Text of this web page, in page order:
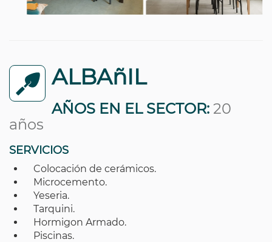
ALBAñIL
AÑOS EN EL SECTOR: 20
años
SERVICIOS
Colocación de cerámicos.
Microcemento.
Yeseria.
Tarquini.
Hormigon Armado.
Piscinas.